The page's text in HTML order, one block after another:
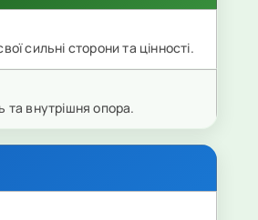
сильні сторони та цінності.
та внутрішня опора.